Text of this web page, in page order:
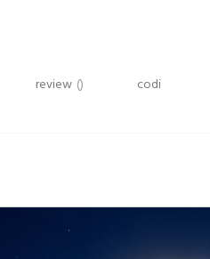
review () codi